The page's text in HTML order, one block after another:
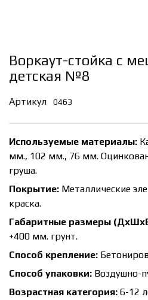
Воркаут-стойка с
детская №8
Артикул 0463
Используемые материалы:
мм., 102 мм., 76 мм.
груша.
Покрытие: Металлические
краска.
Габаритные размеры
+400 мм. грунт.
Способ крепление:
Способ упаковки: Воздушно-
Возрастная категория: 6-12